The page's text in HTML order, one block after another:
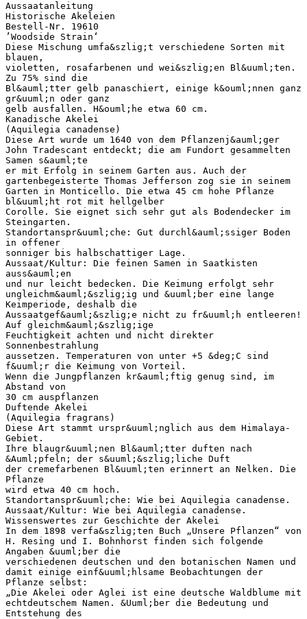
Aussaatanleitung
Historische Akeleien
Bestell-Nr. 19610
’Woodside Strain‘
Diese Mischung umfa&szlig;t verschiedene Sorten mit
blauen,
violetten, rosafarbenen und wei&szlig;en Bl&uuml;ten.
Zu 75% sind die
Bl&auml;tter gelb panaschiert, einige k&ouml;nnen ganz
gr&uuml;n oder ganz
gelb ausfallen. H&ouml;he etwa 60 cm.
Kanadische Akelei
(Aquilegia canadense)
Diese Art wurde um 1640 von dem Pflanzenj&auml;ger
John Tradescant entdeckt; die am Fundort gesammelten
Samen s&auml;te
er mit Erfolg in seinem Garten aus. Auch der
gartenbegeisterte Thomas Jefferson zog sie in seinem
Garten in Monticello. Die etwa 45 cm hohe Pflanze
bl&uuml;ht rot mit hellgelber
Corolle. Sie eignet sich sehr gut als Bodendecker im
Steingarten.
Standortanspr&uuml;che: Gut durchl&auml;ssiger Boden
in offener
sonniger bis halbschattiger Lage.
Aussaat/Kultur: Die feinen Samen in Saatkisten
auss&auml;en
und nur leicht bedecken. Die Keimung erfolgt sehr
ungleichm&auml;&szlig;ig und &uuml;ber eine lange
Keimperiode, deshalb die
Aussaatgef&auml;&szlig;e nicht zu fr&uuml;h entleeren!
Auf gleichm&auml;&szlig;ige
Feuchtigkeit achten und nicht direkter
Sonnenbestrahlung
aussetzen. Temperaturen von unter +5 &deg;C sind
f&uuml;r die Keimung von Vorteil.
Wenn die Jungpflanzen kr&auml;ftig genug sind, im
Abstand von
30 cm auspflanzen
Duftende Akelei
(Aquilegia fragrans)
Diese Art stammt urspr&uuml;nglich aus dem Himalaya-
Gebiet.
Ihre blaugr&uuml;nen Bl&auml;tter duften nach
&Auml;pfeln; der s&uuml;&szlig;liche Duft
der cremefarbenen Bl&uuml;ten erinnert an Nelken. Die
Pflanze
wird etwa 40 cm hoch.
Standortanspr&uuml;che: Wie bei Aquilegia canadense.
Aussaat/Kultur: Wie bei Aquilegia canadense.
Wissenswertes zur Geschichte der Akelei
In dem 1898 verfa&szlig;ten Buch „Unsere Pflanzen“ von
H. Resing und I. Bohnhorst finden sich folgende
Angaben &uuml;ber die
verschiedenen deutschen und den botanischen Namen und
damit einige einf&uuml;hlsame Beobachtungen der
Pflanze selbst:
„Die Akelei oder Aglei ist eine deutsche Waldblume mit
echtdeutschem Namen. &Uuml;ber die Bedeutung und
Entstehung des